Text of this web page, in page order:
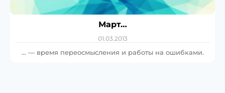
Март…
01.03.2013
… — время переосмысления и работы на ошибками.